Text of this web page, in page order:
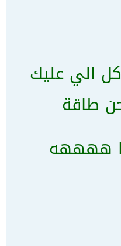
الي عليك
طاقة
ههههه